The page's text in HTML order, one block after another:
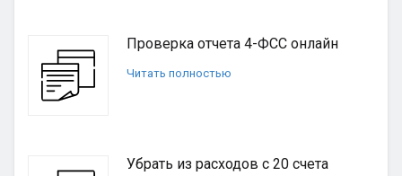
Проверка отчета 4-ФСС онлайн
Читать полностью
Убрать из расходов с 20 счета